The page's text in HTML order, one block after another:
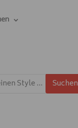
Suchen